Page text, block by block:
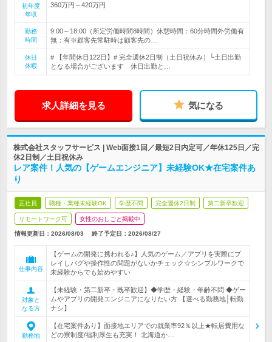
初年度
年収
360万円～420万円
勤務
時間
9:00～18:00（所定労働時間8時間）休憩時間：60分時間外労働有
無：有※顧客先常駐時は顧客先の…
休日
休暇
# 【年間休日122日】# 完全週休2日制（土日祝休み）└土日出勤
となる場合がございます 休日出勤と…
求人詳細を見る 気になる
株式会社スタッフサービス | Web面接1回／最短2日内定可／年休125日／完
休2日制／土日祝休み
レア案件！人気の【ゲームエンジニア】未経験OK★在宅案件あ
り
正社員 職種・業種未経験OK 学歴不問 完全週休2日制 第二新卒歓迎
リモートワーク可 女性のおしごと掲載中
情報更新日：2026/08/03 終了予定日： 2026/08/27
仕事内容
【ゲームの開発に携われる♪】人気のゲーム／アプリを実際にプ
レイしバグや操作性の問題がないかチェック☆シンプルワークで
未経験からでも始めやすい
対象と
なる方
【未経験・第二新卒・既卒歓迎】◆学歴・経験・年齢不問 ◆ゲー
ムやアプリの開発エンジニアになりたい方 【選べる勤務地│転勤
ナシ】
勤務地
【在宅案件あり】面接地エリアでの就業率92％以上★転居費用な
どの寮制度/福利厚生も充実！ 北海道か…